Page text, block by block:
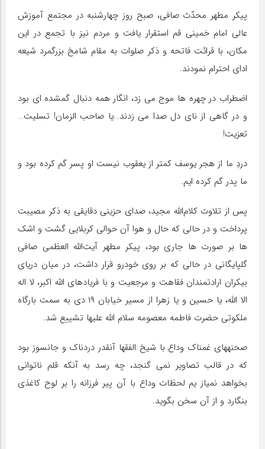
پیکر مطهر محدّث صافی، صبح روز چهارشنبه در مجتمع آموزش
عالی امام خمینی قم استقرار یافت و مردم نیز با تجمع در این
مکان، با قرائت فاتحه و ذکر صلوات به مقام شامخ بزرگمرد شیعه
ادای احترام نمودند.
اضطراب در چهره ها موج می زد، انگار همه دنبال گمشده ای بود
و در گاهی از نای دل صدا می زدند…یا صاحب الزمان! تسلیت…
تعزیت!
دردِ ما از هجر یوسف کمتر از یعقوب نیست او پسر گم کرده بود و
ما پدر گم کرده ایم.
پس از تلاوت کلام‌الله مجید، صدای حزینی دقایقی به ذکر مصیبت
پرداخت و در حالی که حال و هوا آن حوالی کربلایی گشت و اشک
ها بر صورت ها جاری بود، پیکر مطهر آیت‌الله العظمی صافی
گلپایگانی در حالی که بر روی خودرو قرار داشت، در میان دریای
بیکران ارادتمندان فقاهت و مرجعیت و با فریادهای الله اکبر، لا اله
الا الله، یا حسین و یا زهرا از مسیر خیابان ۱۹ دی به سمت بارگاه
ملکوتی حضرت فاطمه معصومه سلام الله علیها تشییع شد.
صحنه‎های غمناک وداع با شیخ الفقها آنقدر دردناک و جانسوز بود
که در قالب تصاویر نمی گنجد، چه رسد به آنکه قلم ناتوانی
بخواهد نمی‎از یم لحظات وداع با آن پیر فرزانه را بر لوح کاغذی
بنگارد و از آن سخن بگوید.